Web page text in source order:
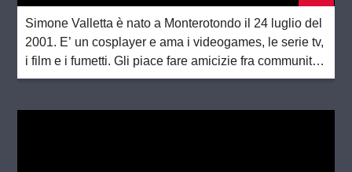
Simone Valletta è nato a Monterotondo il 24 luglio del
2001. E’ un cosplayer e ama i videogames, le serie tv,
i film e i fumetti. Gli piace fare amicizie fra community
diverse. Se la cava molto bene con la lingua inglese e